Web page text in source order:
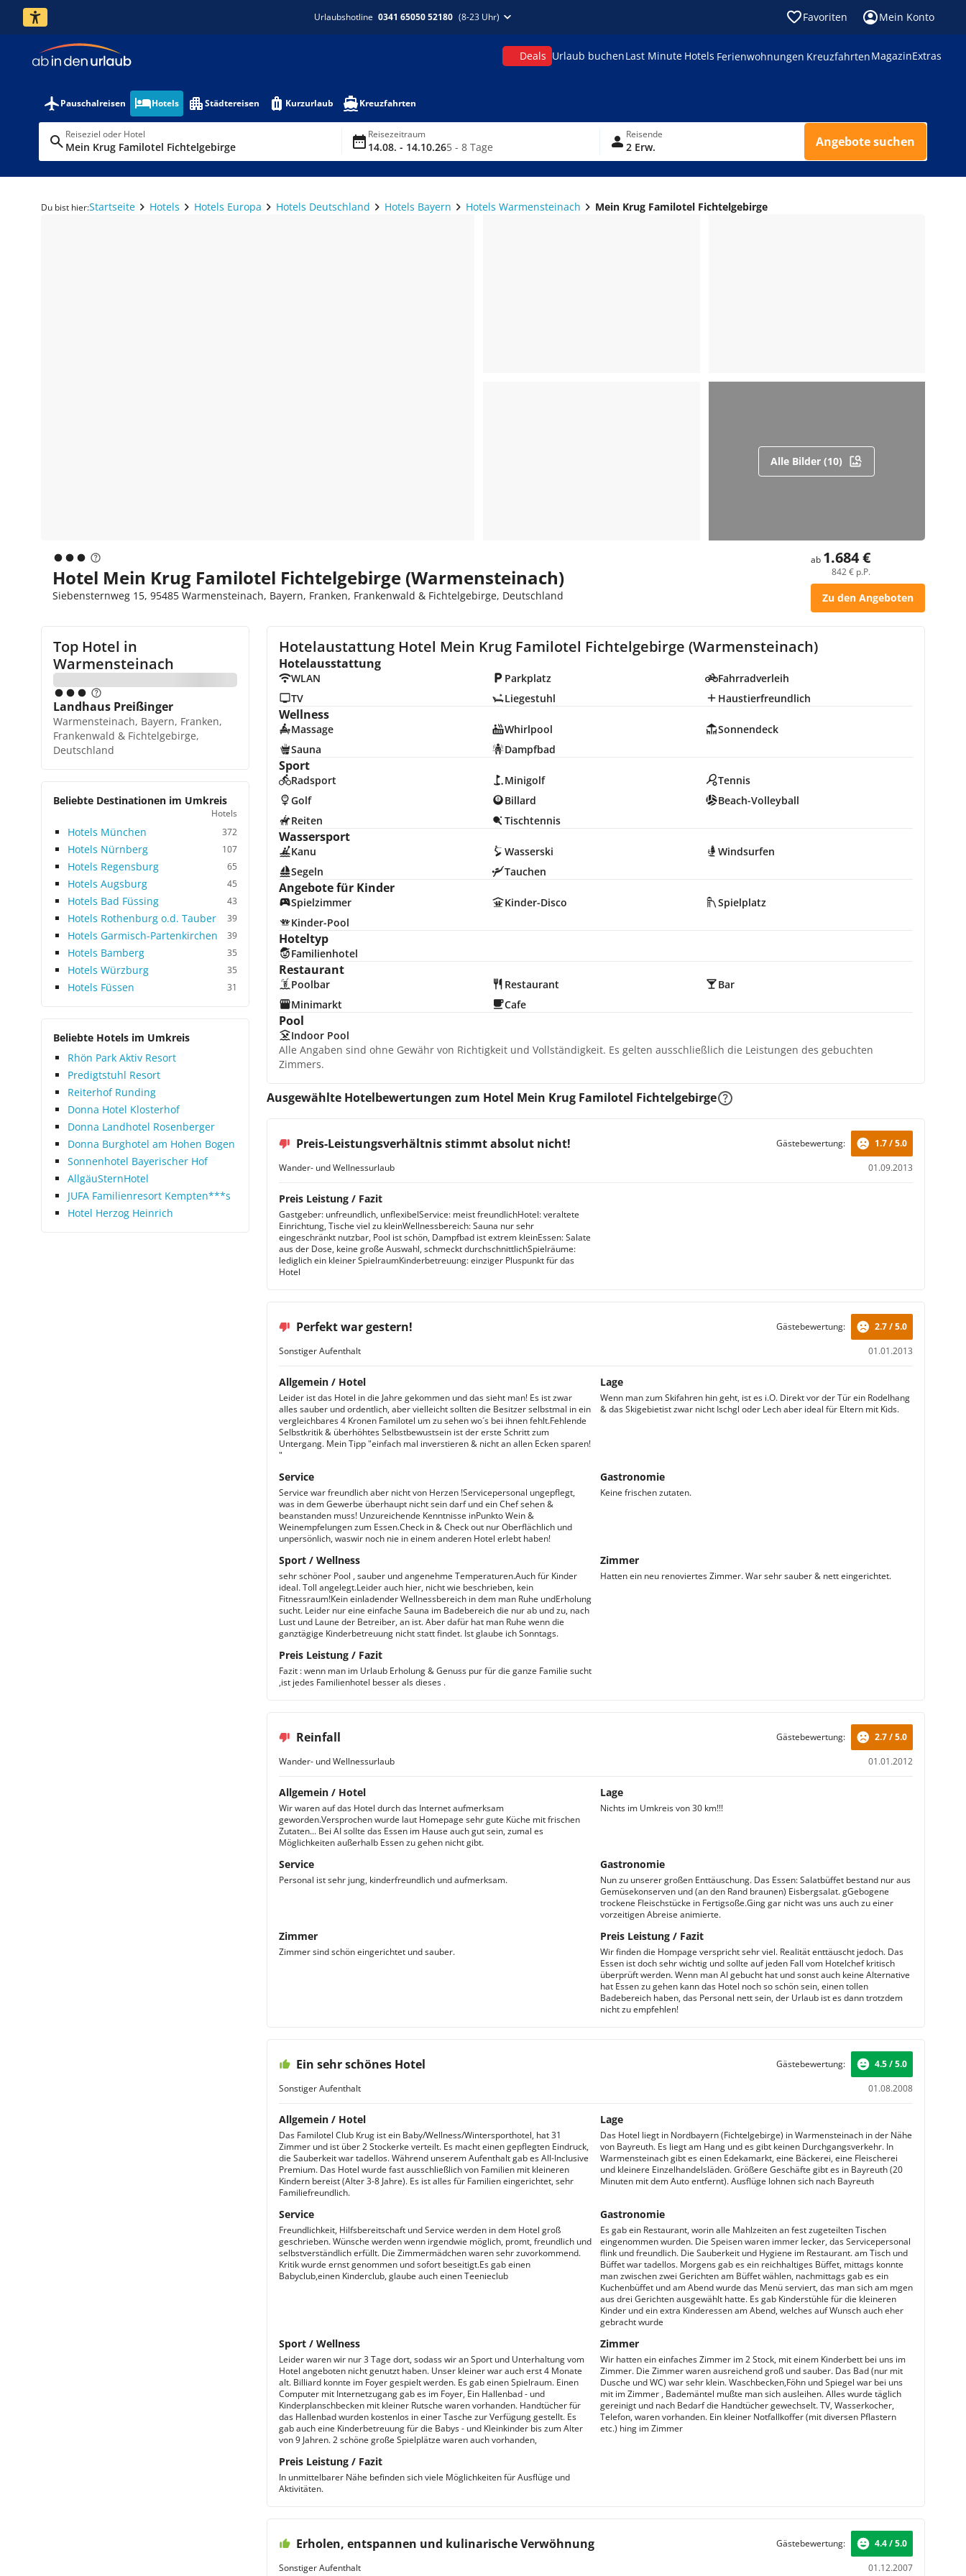
Urlaubshotline 0341 65050 52180 (8-23 Uhr) Favoriten Mein Konto
Deals Urlaub buchenLast Minute Hotels Ferienwohnungen KreuzfahrtenMagazinExtras
Pauschalreisen Hotels Städtereisen Kurzurlaub Kreuzfahrten
Reiseziel oder Hotel
Mein Krug Familotel Fichtelgebirge
Reisezeitraum
14.08. - 14.10.265 - 8 Tage
Reisende
2 Erw. Angebote suchen
Du bist hier:Startseite Hotels Hotels Europa Hotels Deutschland Hotels Bayern Hotels Warmensteinach Mein Krug Familotel Fichtelgebirge
Alle Bilder (10)
Hotel Mein Krug Familotel Fichtelgebirge (Warmensteinach)
Siebensternweg 15, 95485 Warmensteinach, Bayern, Franken, Frankenwald & Fichtelgebirge, Deutschland
ab 1.684 €
842 € p.P.
Zu den Angeboten
Top Hotel in
Warmensteinach
Landhaus Preißinger
Warmensteinach, Bayern, Franken,
Frankenwald & Fichtelgebirge,
Deutschland
Beliebte Destinationen im Umkreis
Hotels
Hotels München 372
Hotels Nürnberg 107
Hotels Regensburg 65
Hotels Augsburg 45
Hotels Bad Füssing 43
Hotels Rothenburg o.d. Tauber 39
Hotels Garmisch-Partenkirchen 39
Hotels Bamberg 35
Hotels Würzburg 35
Hotels Füssen 31
Beliebte Hotels im Umkreis
Rhön Park Aktiv Resort
Predigtstuhl Resort
Reiterhof Runding
Donna Hotel Klosterhof
Donna Landhotel Rosenberger
Donna Burghotel am Hohen Bogen
Sonnenhotel Bayerischer Hof
AllgäuSternHotel
JUFA Familienresort Kempten***s
Hotel Herzog Heinrich
Hotelaustattung Hotel Mein Krug Familotel Fichtelgebirge (Warmensteinach)
Hotelausstattung
WLAN Parkplatz
Fahrradverleih
TV
Liegestuhl Haustierfreundlich
Wellness
Massage Whirlpool
Sonnendeck
Sauna
Dampfbad
Sport
Radsport Minigolf
Tennis
Golf
Billard
Beach-Volleyball
Reiten
Tischtennis
Wassersport
Kanu Wasserski
Windsurfen
Segeln
Tauchen
Angebote für Kinder
Spielzimmer Kinder-Disco
Spielplatz
Kinder-Pool
Hoteltyp
Familienhotel
Restaurant
Poolbar Restaurant
Bar
Minimarkt
Cafe
Pool
Indoor Pool
Alle Angaben sind ohne Gewähr von Richtigkeit und Vollständigkeit. Es gelten ausschließlich die Leistungen des gebuchten
Zimmers.
Ausgewählte Hotelbewertungen zum Hotel Mein Krug Familotel Fichtelgebirge
Preis-Leistungsverhältnis stimmt absolut nicht!
Wander- und Wellnessurlaub 01.09.2013
Gästebewertung: 1.7 / 5.0
Preis Leistung / Fazit
Gastgeber: unfreundlich, unflexibelService: meist freundlichHotel: veraltete
Einrichtung, Tische viel zu kleinWellnessbereich: Sauna nur sehr
eingeschränkt nutzbar, Pool ist schön, Dampfbad ist extrem kleinEssen: Salate
aus der Dose, keine große Auswahl, schmeckt durchschnittlichSpielräume:
lediglich ein kleiner SpielraumKinderbetreuung: einziger Pluspunkt für das
Hotel
Perfekt war gestern!
Sonstiger Aufenthalt 01.01.2013
Gästebewertung: 2.7 / 5.0
Allgemein / Hotel
Leider ist das Hotel in die Jahre gekommen und das sieht man! Es ist zwar
alles sauber und ordentlich, aber vielleicht sollten die Besitzer selbstmal in ein
vergleichbares 4 Kronen Familotel um zu sehen wo´s bei ihnen fehlt.Fehlende
Selbstkritik & überhöhtes Selbstbewustsein ist der erste Schritt zum
Untergang. Mein Tipp "einfach mal inverstieren & nicht an allen Ecken sparen!
"
Lage
Wenn man zum Skifahren hin geht, ist es i.O. Direkt vor der Tür ein Rodelhang
& das Skigebietist zwar nicht Ischgl oder Lech aber ideal für Eltern mit Kids.
Service
Service war freundlich aber nicht von Herzen !Servicepersonal ungepflegt,
was in dem Gewerbe überhaupt nicht sein darf und ein Chef sehen &
beanstanden muss! Unzureichende Kenntnisse inPunkto Wein &
Weinempfelungen zum Essen.Check in & Check out nur Oberflächlich und
unpersönlich, waswir noch nie in einem anderen Hotel erlebt haben!
Gastronomie
Keine frischen zutaten.
Sport / Wellness
sehr schöner Pool , sauber und angenehme Temperaturen.Auch für Kinder
ideal. Toll angelegt.Leider auch hier, nicht wie beschrieben, kein
Fitnessraum!Kein einladender Wellnessbereich in dem man Ruhe undErholung
sucht. Leider nur eine einfache Sauna im Badebereich die nur ab und zu, nach
Lust und Laune der Betreiber, an ist. Aber dafür hat man Ruhe wenn die
ganztägige Kinderbetreuung nicht statt findet. Ist glaube ich Sonntags.
Zimmer
Hatten ein neu renoviertes Zimmer. War sehr sauber & nett eingerichtet.
Preis Leistung / Fazit
Fazit : wenn man im Urlaub Erholung & Genuss pur für die ganze Familie sucht
,ist jedes Familienhotel besser als dieses .
Reinfall
Wander- und Wellnessurlaub 01.01.2012
Gästebewertung: 2.7 / 5.0
Allgemein / Hotel
Wir waren auf das Hotel durch das Internet aufmerksam
geworden.Versprochen wurde laut Homepage sehr gute Küche mit frischen
Zutaten... Bei AI sollte das Essen im Hause auch gut sein, zumal es
Möglichkeiten außerhalb Essen zu gehen nicht gibt.
Lage
Nichts im Umkreis von 30 km!!!
Service
Personal ist sehr jung, kinderfreundlich und aufmerksam.
Gastronomie
Nun zu unserer großen Enttäuschung. Das Essen: Salatbüffet bestand nur aus
Gemüsekonserven und (an den Rand braunen) Eisbergsalat. gGebogene
trockene Fleischstücke in Fertigsoße.Ging gar nicht was uns auch zu einer
vorzeitigen Abreise animierte.
Zimmer
Zimmer sind schön eingerichtet und sauber.
Preis Leistung / Fazit
Wir finden die Hompage verspricht sehr viel. Realität enttäuscht jedoch. Das
Essen ist doch sehr wichtig und sollte auf jeden Fall vom Hotelchef kritisch
überprüft werden. Wenn man AI gebucht hat und sonst auch keine Alternative
hat Essen zu gehen kann das Hotel noch so schön sein, einen tollen
Badebereich haben, das Personal nett sein, der Urlaub ist es dann trotzdem
nicht zu empfehlen!
Ein sehr schönes Hotel
Sonstiger Aufenthalt 01.08.2008
Gästebewertung: 4.5 / 5.0
Allgemein / Hotel
Das Familotel Club Krug ist ein Baby/Wellness/Wintersporthotel, hat 31
Zimmer und ist über 2 Stockerke verteilt. Es macht einen gepflegten Eindruck,
die Sauberkeit war tadellos. Während unserem Aufenthalt gab es All-Inclusive
Premium. Das Hotel wurde fast ausschließlich von Familien mit kleineren
Kindern bereist (Alter 3-8 Jahre). Es ist alles für Familien eingerichtet, sehr
Familiefreundlich.
Lage
Das Hotel liegt in Nordbayern (Fichtelgebirge) in Warmensteinach in der Nähe
von Bayreuth. Es liegt am Hang und es gibt keinen Durchgangsverkehr. In
Warmensteinach gibt es einen Edekamarkt, eine Bäckerei, eine Fleischerei
und kleinere Einzelhandelsläden. Größere Geschäfte gibt es in Bayreuth (20
Minuten mit dem Auto entfernt). Ausflüge lohnen sich nach Bayreuth
Service
Freundlichkeit, Hilfsbereitschaft und Service werden in dem Hotel groß
geschrieben. Wünsche werden wenn irgendwie möglich, promt, freundlich und
selbstverständlich erfüllt. Die Zimmermädchen waren sehr zuvorkommend.
Kritik wurde ernst genommen und sofort beseitigt.Es gab einen
Babyclub,einen Kinderclub, glaube auch einen Teenieclub
Gastronomie
Es gab ein Restaurant, worin alle Mahlzeiten an fest zugeteilten Tischen
eingenommen wurden. Die Speisen waren immer lecker, das Servicepersonal
flink und freundlich. Die Sauberkeit und Hygiene im Restaurant. am Tisch und
Büffet war tadellos. Morgens gab es ein reichhaltiges Büffet, mittags konnte
man zwischen zwei Gerichten am Büffet wählen, nachmittags gab es ein
Kuchenbüffet und am Abend wurde das Menü serviert, das man sich am mgen
aus drei Gerichten ausgewählt hatte. Es gab Kinderstühle für die kleineren
Kinder und ein extra Kinderessen am Abend, welches auf Wunsch auch eher
gebracht wurde
Sport / Wellness
Leider waren wir nur 3 Tage dort, sodass wir an Sport und Unterhaltung vom
Hotel angeboten nicht genutzt haben. Unser kleiner war auch erst 4 Monate
alt. Billiard konnte im Foyer gespielt werden. Es gab einen Spielraum. Einen
Computer mit Internetzugang gab es im Foyer, Ein Hallenbad - und
Kinderplanschbecken mit kleiner Rutsche waren vorhanden. Handtücher für
das Hallenbad wurden kostenlos in einer Tasche zur Verfügung gestellt. Es
gab auch eine Kinderbetreuung für die Babys - und Kleinkinder bis zum Alter
von 9 Jahren. 2 schöne große Spielplätze waren auch vorhanden,
Zimmer
Wir hatten ein einfaches Zimmer im 2 Stock, mit einem Kinderbett bei uns im
Zimmer. Die Zimmer waren ausreichend groß und sauber. Das Bad (nur mit
Dusche und WC) war sehr klein. Waschbecken,Föhn und Spiegel war bei uns
mit im Zimmer , Bademäntel mußte man sich ausleihen. Alles wurde täglich
gereinigt und nach Bedarf die Handtücher gewechselt. TV, Wasserkocher,
Telefon, waren vorhanden. Ein kleiner Notfallkoffer (mit diversen Pflastern
etc.) hing im Zimmer
Preis Leistung / Fazit
In unmittelbarer Nähe befinden sich viele Möglichkeiten für Ausflüge und
Aktivitäten.
Erholen, entspannen und kulinarische Verwöhnung
Sonstiger Aufenthalt 01.12.2007
Gästebewertung: 4.4 / 5.0